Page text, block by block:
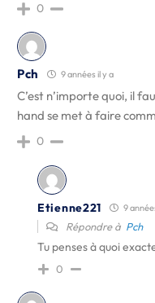
0
Pch 9 années il y a
C’est n’importe quoi, il
hand se met à faire
0
Etienne221 9
Répondre à Pch
Tu penses à quoi
0